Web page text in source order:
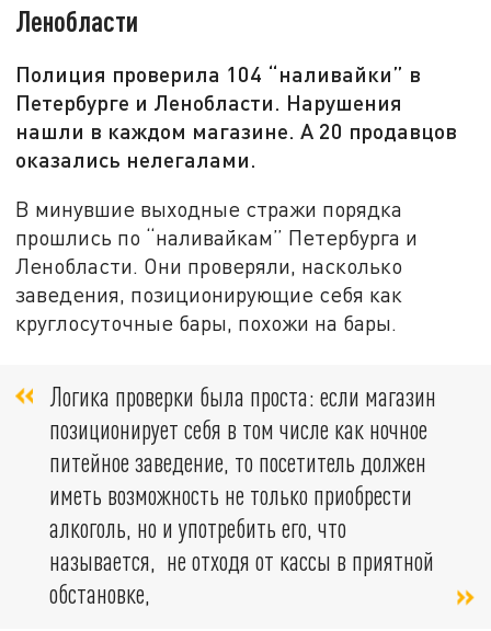
Ленобласти
Полиция проверила 104 “наливайки” в
Петербурге и Ленобласти. Нарушения
нашли в каждом магазине. А 20 продавцов
оказались нелегалами.
В минувшие выходные стражи порядка
прошлись по “наливайкам” Петербурга и
Ленобласти. Они проверяли, насколько
заведения, позиционирующие себя как
круглосуточные бары, похожи на бары.
Логика проверки была проста: если магазин
позиционирует себя в том числе как ночное
питейное заведение, то посетитель должен
иметь возможность не только приобрести
алкоголь, но и употребить его, что
называется, не отходя от кассы в приятной
обстановке,